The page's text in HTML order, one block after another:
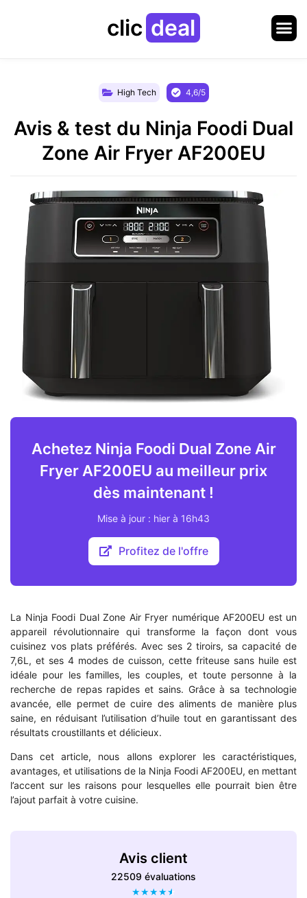
clic deal
High Tech 4,6/5
Avis & test du Ninja Foodi Dual
Zone Air Fryer AF200EU
Achetez Ninja Foodi Dual Zone Air
Fryer AF200EU au meilleur prix
dès maintenant !
Mise à jour : hier à 16h43
Profitez de l'offre
La Ninja Foodi Dual Zone Air Fryer numérique AF200EU est un
appareil révolutionnaire qui transforme la façon dont vous
cuisinez vos plats préférés. Avec ses 2 tiroirs, sa capacité de
7,6L, et ses 4 modes de cuisson, cette friteuse sans huile est
idéale pour les familles, les couples, et toute personne à la
recherche de repas rapides et sains. Grâce à sa technologie
avancée, elle permet de cuire des aliments de manière plus
saine, en réduisant l’utilisation d’huile tout en garantissant des
résultats croustillants et délicieux.
Dans cet article, nous allons explorer les caractéristiques,
avantages, et utilisations de la Ninja Foodi AF200EU, en mettant
l’accent sur les raisons pour lesquelles elle pourrait bien être
l’ajout parfait à votre cuisine.
Avis client
22509 évaluations
★★★★★